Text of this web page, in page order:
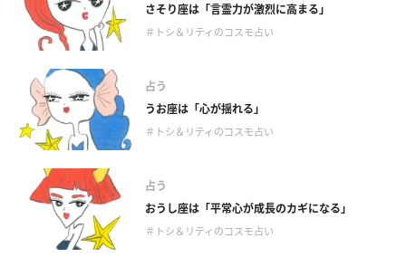
さそり座は「言霊力が激烈に高まる」
＃トシ＆リティのコスモ占い
占う
うお座は「心が揺れる」
＃トシ＆リティのコスモ占い
占う
おうし座は「平常心が成長のカギになる」
＃トシ＆リティのコスモ占い